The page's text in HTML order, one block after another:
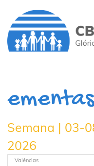
ementas
Semana | 03-
2026
Valências